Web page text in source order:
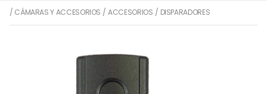
/ CÁMARAS Y ACCESORIOS /ACCESORIOS / DISPARADORES